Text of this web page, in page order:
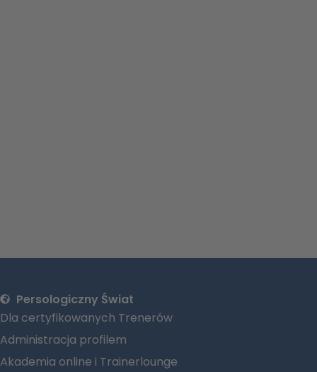
Persologiczny Świat
Dla certyfikowanych Trenerów
Administracja profilem
Akademia online i Trainerlounge